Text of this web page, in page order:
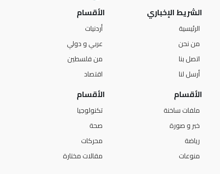
الشريط الإخباري
الرئيسية
من نحن
اتصل بنا
أرسل لنا
الأقسام
أردنيات
عربي و دولي
من فلسطين
اقتصاد
الأقسام
ملفات ساخنة
خبر و صورة
رياضة
منوعات
الأقسام
تكنولوجيا
صحة
محركات
مقالات مختارة